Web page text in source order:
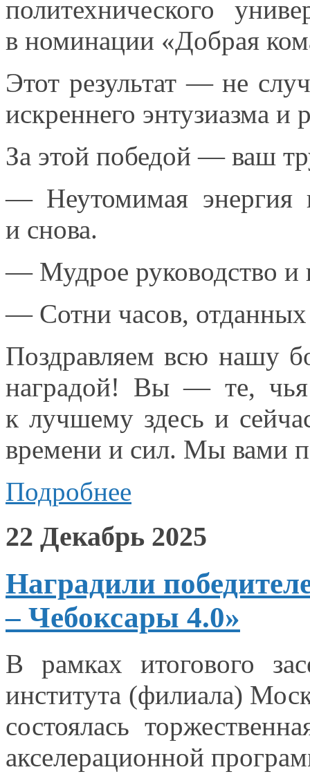
политехнического
в номинации «Добрая
Этот результат —не
искреннего энтузиазма и
За этой победой — ваш
— Неутомимая энергия
и снова.
— Мудрое руководство и
— Сотни часов,
Поздравляем всю нашу
наградой! Вы —те, чья
к лучшему здесьи
времени и сил. Мы вами
Подробнее
22 Декабрь 2025
Наградили
– Чебоксары 4.0»
В рамках итогового
института (филиала)
состоялась
акселерационной